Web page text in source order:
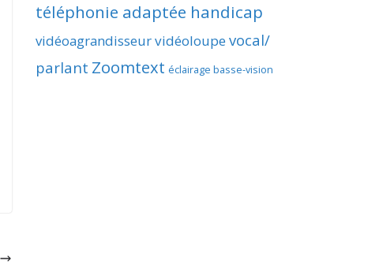
téléphonie adaptée handicap
vidéoagrandisseurvidéoloupevocal/
parlant Zoomtext éclairage basse-vision